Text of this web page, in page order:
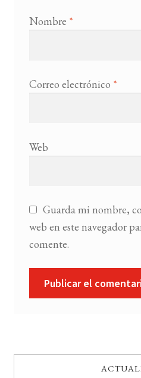
Nombre *
Correo electrónico *
Web
Guarda mi nombre,
web en este navegador
comente.